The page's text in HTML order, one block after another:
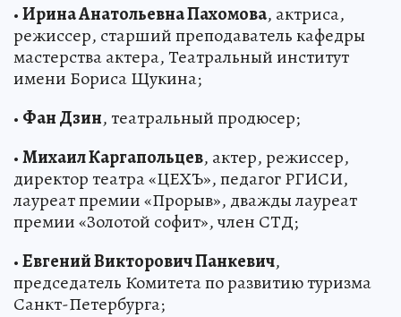
•Ирина Анатольевна Пахомова, актриса,
режиссер, старший преподаватель кафедры
мастерства актера, Театральный институт
имени Бориса Щукина;
• Фан Дзин, театральный продюсер;
•Михаил Каргапольцев, актер, режиссер,
директор театра «ЦЕХЪ», педагог РГИСИ,
лауреат премии «Прорыв», дважды лауреат
премии «Золотой софит», член СТД;
•Евгений Викторович Панкевич,
председатель Комитета по развитию туризма
Санкт-Петербурга;